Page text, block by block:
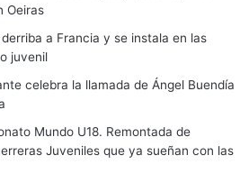
Oeiras
a Francia y se instala en las
juvenil
celebra la llamada de Ángel Buendía
Mundo U18. Remontada de
Juveniles que ya sueñan con las